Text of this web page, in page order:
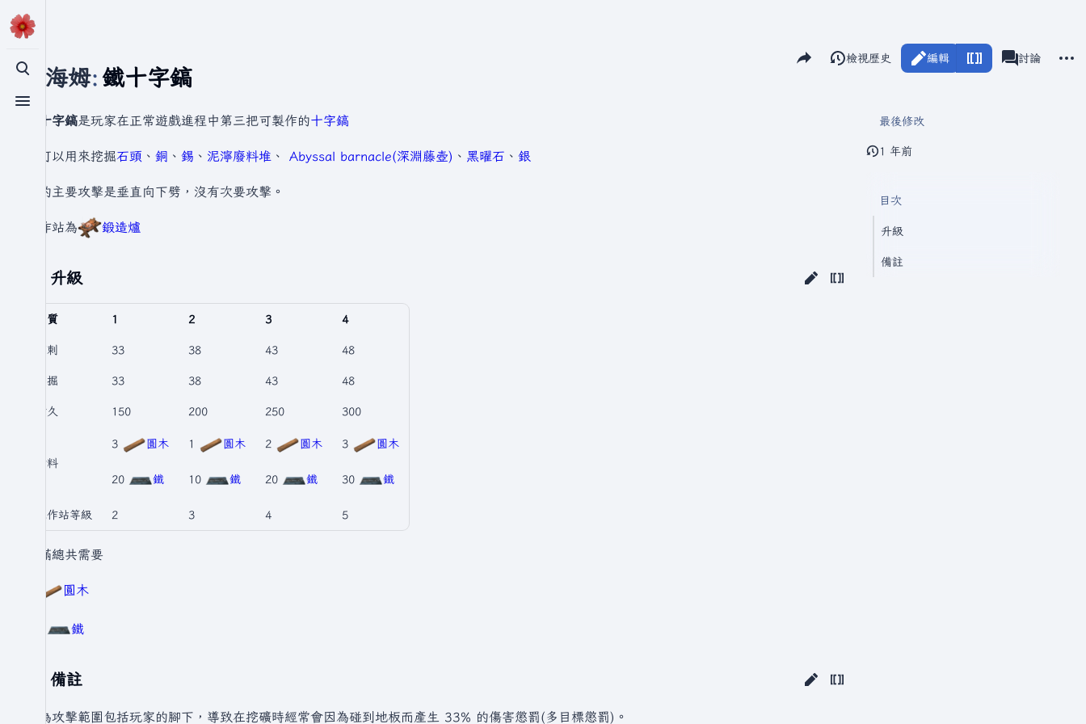
切換搜尋
切換選單
瓦爾海姆: 鐵十字鎬
分享此頁面
視圖閱讀 編輯
檢視歷史 associated-
瓦爾海姆
討論
鐵十字鎬是玩家在正常遊戲進程中第三把可製作的十字鎬
它可以用來挖掘石頭 、 銅 、 錫 、 泥濘廢料堆 、 Abyssal barnacle(深淵藤壺) 、 黑曜石 、 銀
它的主要攻擊是垂直向下劈，沒有次要攻擊。
製作站為 鍛造爐
升級
品質 1 2 3 4
穿刺 33 38 43 48
挖掘 33 38 43 48
耐久 150 200 250 300
材料
3 圓木
20 鐵
1 圓木
10 鐵
2 圓木
20 鐵
3 圓木
30 鐵
工作站等級 2 3 4 5
升滿總共需要
圓木
鐵
備註
因為攻擊範圍包括玩家的腳下，導致在挖礦時經常會因為碰到地板而產生 33% 的傷害懲罰(多目標懲罰)。
最後修改
1 年前
目次
升級
備註